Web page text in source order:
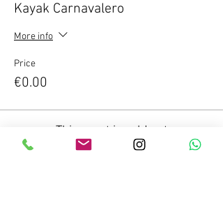
Kayak Carnavalero
More info
Price
€0.00
This event is sold out